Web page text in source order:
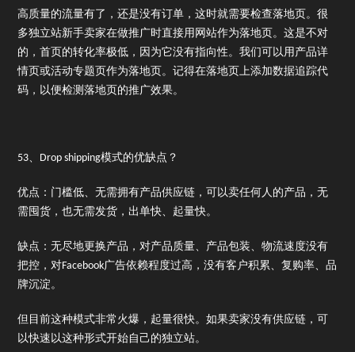
高质量的流量有了，还是没有订单，这时就需要检查落地页。很
多独立站新手卖家在做推广时直接用网站作为落地页。这是不对
的，首页的转化率极低，因为它没有指向性。我们可以用产品详
情页或活动专题页作为落地页。记得在落地页上添加数据追踪代
码，以便检测落地页的推广效果。
53、Drop shipping模式的优缺点？
优点：门槛低、无需拥有产品供应链，可以卖任何人的产品，无
需囤货，也无需发货，出单快、起量快。
缺点：无尽地更换产品，对产品质量、产品包装、物流速度没有
把控，对Facebook广告依赖程度过高，没有客户积累、复购率、品
牌沉淀。
但目前这种模式非常火爆，起量很快。如果卖家没有供应链，可
以快速以这种形式开始自己的独立站。